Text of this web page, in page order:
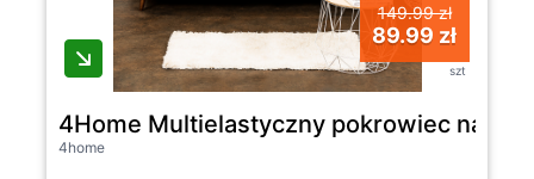
149.99 zł
89.99 zł
szt
4Home Multielastyczny pokrowiec na
4home